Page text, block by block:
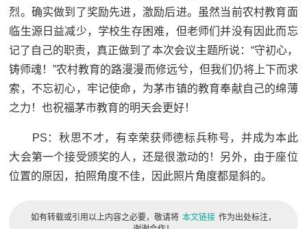
烈。确实做到了奖励先进，激励后进。虽然当前农村教育面
临生源日益减少，学校生存困难，但老师们并没有因此而忘
记了自己的职责，真正做到了本次会议主题所说：“守初心，
铸师魂！”农村教育的路漫漫而修远兮，但我们仍将上下而求
索，不忘初心，牢记使命，为茅市镇的教育奉献自己的绵薄
之力！也祝福茅市教育的明天会更好！
PS：秋思不才，有幸荣获师德标兵称号，并成为本此
大会第一个接受颁奖的人，还是很激动的！另外，由于座位
位置的原因，拍照角度不佳，因此照片角度都是斜的。
如有转载或引用以上内容之必要，敬请将 本文链接 作为出处标注，